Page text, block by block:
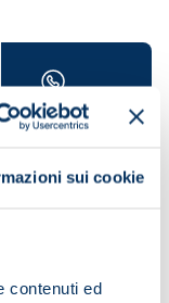
sui cookie
contenuti ed